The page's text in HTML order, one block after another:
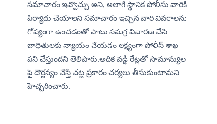
సమాచారం ఇవ్వొచ్చు అని, అలాగే స్థానిక పోలీసు వారికి
పిర్యాదు చేయాలని సమాచారం ఇచ్చిన వారి వివరాలను
గోప్యంగా ఉంచడంతో పాటు సమగ్ర విచారణ చేసి
బాధితులకు న్యాయం చేయడం లక్ష్యంగా పోలీస్ శాఖ
పని చేస్తుందని తెలిపారు.అధిక వడ్డీ రేట్లతో సామాన్యుల
పై దౌర్జన్యం చేస్తే చట్ట ప్రకారం చర్యలు తీసుకుంటామని
హెచ్చరించారు.